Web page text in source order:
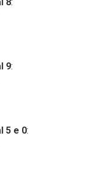
9:
5 e 0: